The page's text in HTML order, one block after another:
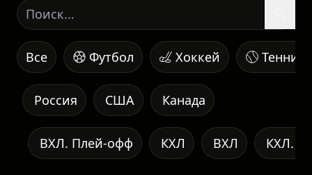
Все Футбол Хоккей Теннис
Россия США Канада
КХЛ ВХЛ КХЛ.
ВХЛ. Плей-офф